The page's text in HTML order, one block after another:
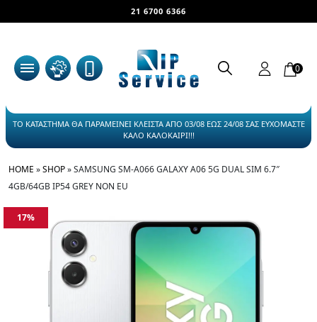
21 6700 6366
0
ΤΟ ΚΑΤΑΣΤΗΜΑ ΘΑ ΠΑΡΑΜΕΙΝΕΙ ΚΛΕΙΣΤΑ ΑΠΟ 03/08 ΕΩΣ 24/08 ΣΑΣ ΕΥΧΟΜΑΣΤΕ
ΚΑΛΟ ΚΑΛΟΚΑΙΡΙ!!!
HOME »SHOP»SAMSUNG SM-A066 GALAXY A06 5G DUAL SIM 6.7″
4GB/64GB IP54 GREY NON EU
17%